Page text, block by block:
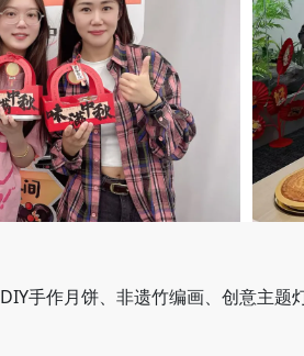
手作月饼、非遗竹编画、创意主